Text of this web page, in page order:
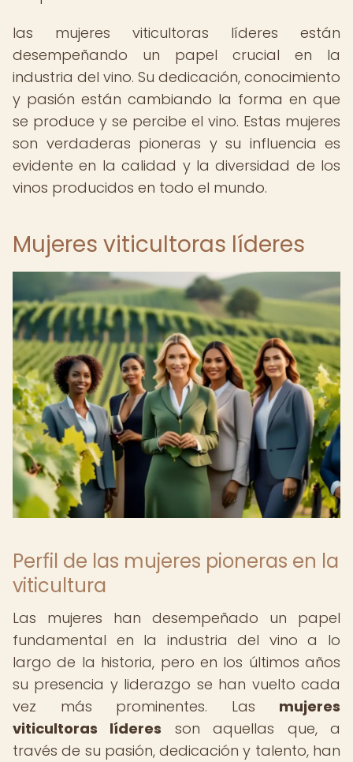
las mujeres viticultoras líderes están
desempeñando un papel crucial en la
industria del vino. Su dedicación, conocimiento
y pasión están cambiando la forma en que
se produce y se percibe el vino. Estas mujeres
son verdaderas pioneras y su influencia es
evidente en la calidad y la diversidad de los
vinos producidos en todo el mundo.
Mujeres viticultoras líderes
Perfil de las mujeres pioneras en la
viticultura
Las mujeres han desempeñado un papel
fundamental en la industria del vino a lo
largo de la historia, pero en los últimos años
su presencia y liderazgo se han vuelto cada
vez más prominentes. Las mujeres
viticultoras líderes son aquellas que, a
través de su pasión, dedicación y talento, han